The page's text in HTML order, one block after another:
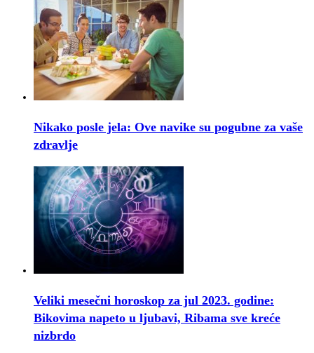
Nikako posle jela: Ove navike su pogubne za vaše
zdravlje
Veliki mesečni horoskop za jul 2023. godine:
Bikovima napeto u ljubavi, Ribama sve kreće
nizbrdo